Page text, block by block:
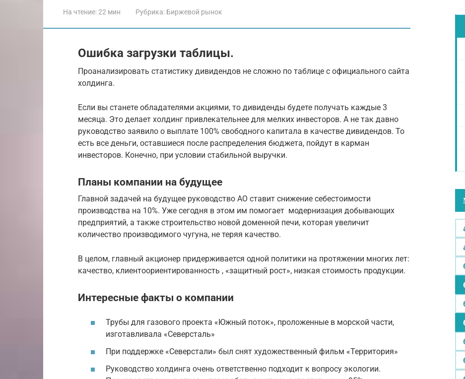
На чтение:22 мин Рубрика: Биржевой рынок
Ошибка загрузки таблицы.
Проанализировать статистику дивидендов не сложно по таблице с официального сайта
холдинга.
Если вы станете обладателями акциями, то дивиденды будете получать каждые 3
месяца. Это делает холдинг привлекательнее для мелких инвесторов. А не так давно
руководство заявило о выплате 100% свободного капитала в качестве дивидендов. То
есть все деньги, оставшиеся после распределения бюджета, пойдут в карман
инвесторов. Конечно, при условии стабильной выручки.
Планы компании на будущее
Главной задачей на будущее руководство АО ставит снижение себестоимости
производства на 10%. Уже сегодня в этом им помогает модернизация добывающих
предприятий, а также строительство новой доменной печи, которая увеличит
количество производимого чугуна, не теряя качество.
В целом, главный акционер придерживается одной политики на протяжении многих лет:
качество, клиентоориентированность , «защитный рост», низкая стоимость продукции.
Интересные факты о компании
Трубы для газового проекта «Южный поток», проложенные в морской части,
изготавливала «Северсталь»
При поддержке «Северстали» был снят художественный фильм «Территория»
Руководство холдинга очень ответственно подходит к вопросу экологии.